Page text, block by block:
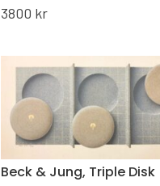
3800 kr
Beck & Jung, Triple Disk